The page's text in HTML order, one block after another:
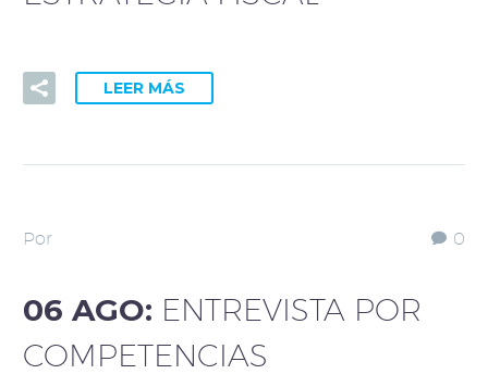
LEER MÁS
0
Por
06 AGO: ENTREVISTA POR
COMPETENCIAS